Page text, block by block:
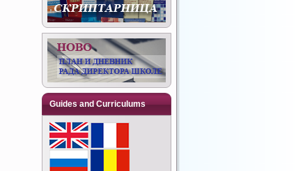
Guides and Curriculums